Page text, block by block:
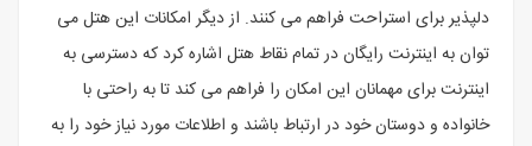
دلپذیر برای استراحت فراهم می کنند. از دیگر امکانات این هتل می
توان به اینترنت رایگان در تمام نقاط هتل اشاره کرد که دسترسی به
اینترنت برای مهمانان این امکان را فراهم می کند تا به راحتی با
خانواده و دوستان خود در ارتباط باشند و اطلاعات مورد نیاز خود را به